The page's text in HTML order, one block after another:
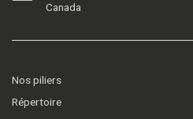
Canada
Nos piliers
Répertoire